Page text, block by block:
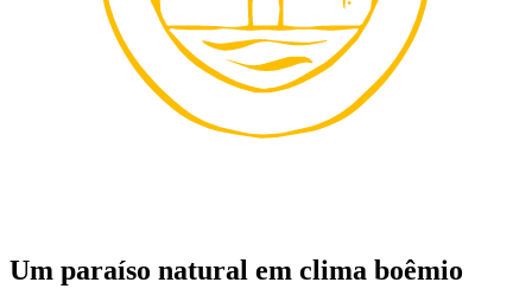
Um paraíso natural em clima boêmio